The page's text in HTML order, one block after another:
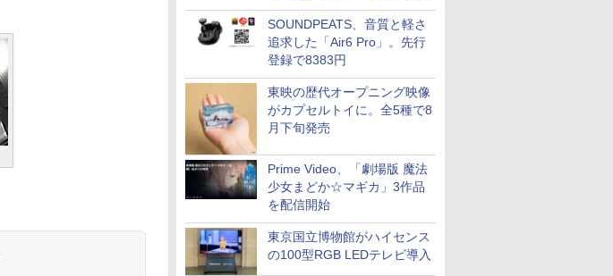
配信など。夏の特番・配信情
報
SOUNDPEATS、音質と軽さ
追求した「Air6 Pro」。先行
登録で8383円
東映の歴代オープニング映像
がカプセルトイに。全5種で8
月下旬発売
Prime Video、「劇場版 魔法
少女まどか☆マギカ」3作品
を配信開始
東京国立博物館がハイセンス
の100型RGB LEDテレビ導入